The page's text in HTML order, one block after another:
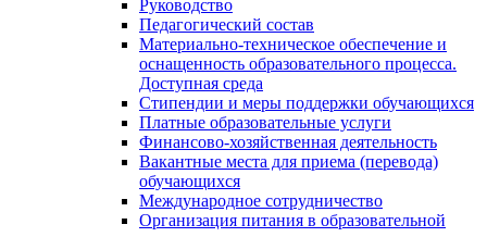
Руководство
Педагогический состав
Материально-техническое обеспечение и
оснащенность образовательного процесса.
Доступная среда
Стипендии и меры поддержки обучающихся
Платные образовательные услуги
Финансово-хозяйственная деятельность
Вакантные места для приема (перевода)
обучающихся
Международное сотрудничество
Организация питания в образовательной